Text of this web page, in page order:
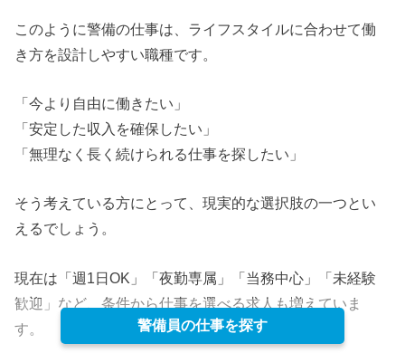
警備員の仕事を探す
このように警備の仕事は、ライフスタイルに合わせて働
き方を設計しやすい職種です。
「今より自由に働きたい」
「安定した収入を確保したい」
「無理なく長く続けられる仕事を探したい」
そう考えている方にとって、現実的な選択肢の一つとい
えるでしょう。
現在は「週1日OK」「夜勤専属」「当務中心」「未経験
歓迎」など、条件から仕事を選べる求人も増えていま
す。